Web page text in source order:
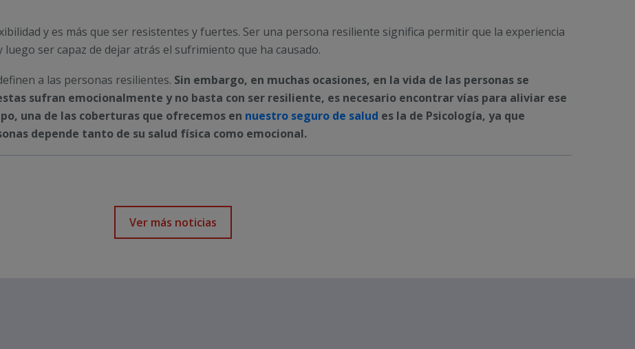
y es más que ser resistentes y fuertes. Ser una persona resiliente significa permitir que la experiencia
ser capaz de dejar atrás el sufrimiento que ha causado.
a las personas resilientes. Sin embargo, en muchas ocasiones, en la vida de las personas se
sufran emocionalmente y no basta con ser resiliente, es necesario encontrar vías para aliviar ese
una de las coberturas que ofrecemos en nuestro seguro de salud es la de Psicología, ya que
depende tanto de su salud física como emocional.
Ver más noticias